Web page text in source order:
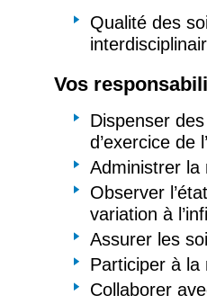
Qualité des
Vos
Dispenser
d’exercice de
Administrer la
Observer
variation à
Assurer les
Participer à
Collaborer